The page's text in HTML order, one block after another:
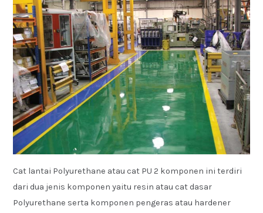
Cat lantai Polyurethane atau cat PU 2 komponen ini terdiri
dari dua jenis komponen yaitu resin atau cat dasar
Polyurethane serta komponen pengeras atau hardener